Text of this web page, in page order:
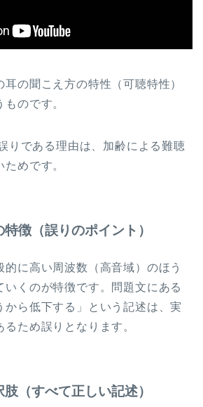
耳の聞こえ方の特性（可聴特性）
のです。
りである理由は、加齢による難聴
めです。
徴（誤りのポイント）
的に高い周波数（高音域）のほう
いくのが特徴です。問題文にある
から低下する」という記述は、実
ため誤りとなります。
（すべて正しい記述）